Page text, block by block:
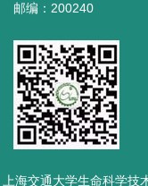
邮编：200240
上海交通大学生命科学